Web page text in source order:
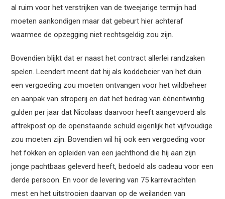
al ruim voor het verstrijken van de tweejarige termijn had
moeten aankondigen maar dat gebeurt hier achteraf
waarmee de opzegging niet rechtsgeldig zou zijn.
Bovendien blijkt dat er naast het contract allerlei randzaken
spelen. Leendert meent dat hij als koddebeier van het duin
een vergoeding zou moeten ontvangen voor het wildbeheer
en aanpak van stroperij en dat het bedrag van éénentwintig
gulden per jaar dat Nicolaas daarvoor heeft aangevoerd als
aftrekpost op de openstaande schuld eigenlijk het vijfvoudige
zou moeten zijn. Bovendien wil hij ook een vergoeding voor
het fokken en opleiden van een jachthond die hij aan zijn
jonge pachtbaas geleverd heeft, bedoeld als cadeau voor een
derde persoon. En voor de levering van 75 karrevrachten
mest en het uitstrooien daarvan op de weilanden van